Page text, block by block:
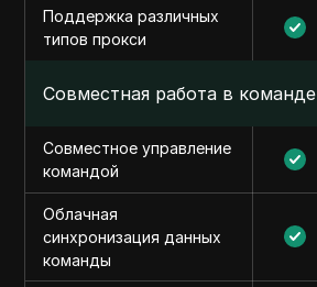
Поддержка различных
типов прокси
Совместная работа в команде
Совместное управление
командой
Облачная
синхронизация данных
команды